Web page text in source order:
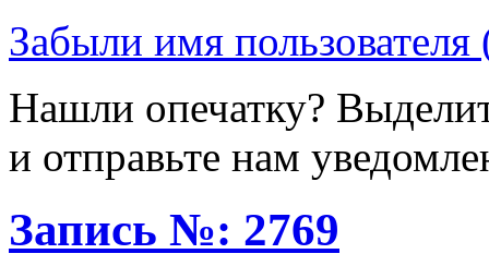
Забыли имя пользователя
Нашли опечатку?
и отправьте нам
Запись №: 2769